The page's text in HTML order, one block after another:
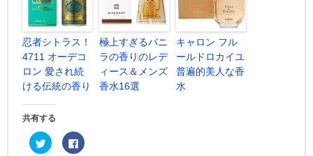
忍者シトラス！
4711 オーデコ
ロン 愛され続
ける伝統の香り
極上すぎるバニ
ラの香りのレデ
ィース＆メンズ
香水16選
キャロン フル
ールドロカイユ
普遍的美人な香
水
共有する
ク
リ
F
a